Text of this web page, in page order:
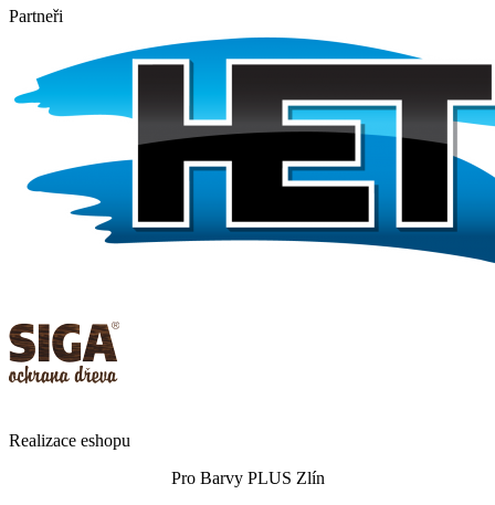
Partneři
Realizace eshopu
Pro Barvy PLUS Zlín